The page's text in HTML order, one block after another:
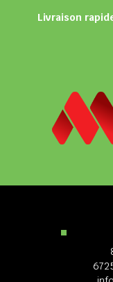
Livraison